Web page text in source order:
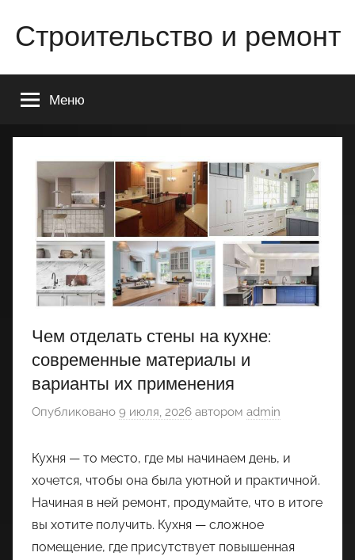
содержимому
Строительство и ремонт
строительстве
ремонте
Вашего
дома
квартиры
Меню
Чем отделать стены на кухне:
современные материалы и
варианты их применения
Опубликовано 9 июля, 2026 автором admin
Кухня — то место, где мы начинаем день, и
хочется, чтобы она была уютной и практичной.
Начиная в ней ремонт, продумайте, что в итоге
вы хотите получить. Кухня — сложное
помещение, где присутствует повышенная